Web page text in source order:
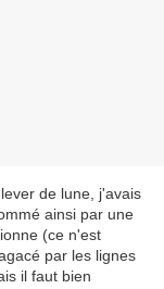
de lune, j'avais
ainsi par une
(ce n'est
par les lignes
il faut bien